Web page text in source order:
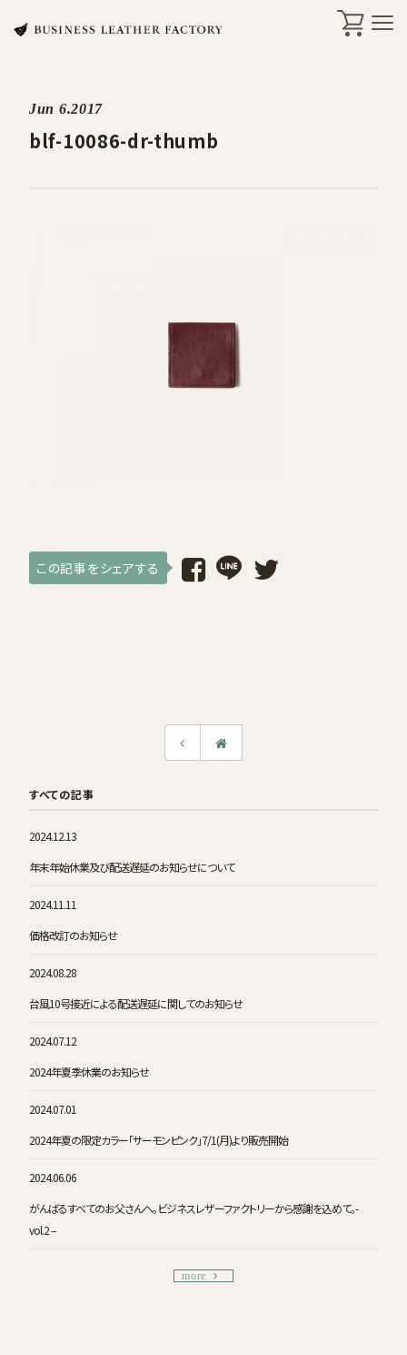
Jun 6.2017
blf-10086-dr-thumb
この記事をシェアする
すべての記事
2024.12.13
年末年始休業及び配送遅延のお知らせについて
2024.11.11
価格改訂のお知らせ
2024.08.28
台風10号接近による配送遅延に関してのお知らせ
2024.07.12
2024年夏季休業のお知らせ
2024.07.01
2024年夏の限定カラー「サーモンピンク」7/1(月)より販売開始
2024.06.06
がんばるすべてのお父さんへ。ビジネスレザーファクトリーから感謝を込めて。-
vol.2 –
more